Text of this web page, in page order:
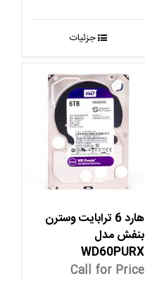
جزئیات
هارد 6 ترابایت وسترن
بنفش مدل
WD60PURX
Call for Price